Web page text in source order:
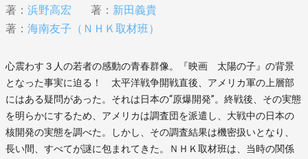
著： 浜野高宏 著： 新田義貴
著： 海南友子（ＮＨＫ取材班）
心震わす３人の若者の感動の青春群像。『映画 太陽の子』の背景
となった事実に迫る！ 太平洋戦争開戦直後、アメリカ軍の上層部
にはある疑問があった。それは日本の“原爆開発”。終戦後、その実態
を明らかにするため、アメリカは調査団を派遣し、大戦中の日本の
核開発の実態を調べた。しかし、その調査結果は機密扱いとなり、
長い間、すべてが謎に包まれてきた。ＮＨＫ取材班は、当時の関係